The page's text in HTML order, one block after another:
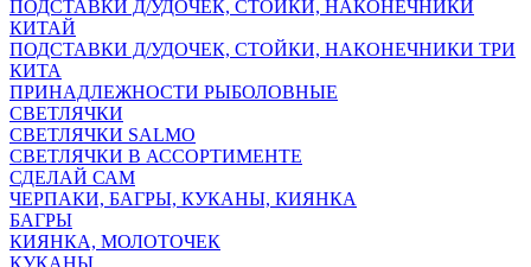
ПОДСТАВКИ Д/УДОЧЕК, СТОЙКИ, НАКОНЕЧНИКИ
КИТАЙ
ПОДСТАВКИ Д/УДОЧЕК, СТОЙКИ, НАКОНЕЧНИКИ ТРИ
КИТА
ПРИНАДЛЕЖНОСТИ РЫБОЛОВНЫЕ
СВЕТЛЯЧКИ
СВЕТЛЯЧКИ SALMO
СВЕТЛЯЧКИ В АССОРТИМЕНТЕ
СДЕЛАЙ САМ
ЧЕРПАКИ, БАГРЫ, КУКАНЫ, КИЯНКА
БАГРЫ
КИЯНКА, МОЛОТОЧЕК
КУКАНЫ